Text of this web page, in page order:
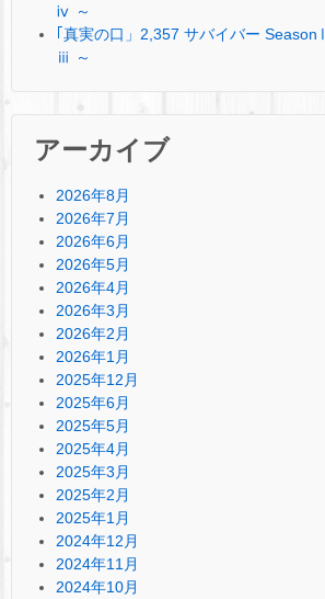
ⅳ ～
｢真実の口」2,357 サバイバー
ⅲ ～
アーカイブ
2026年8月
2026年7月
2026年6月
2026年5月
2026年4月
2026年3月
2026年2月
2026年1月
2025年12月
2025年6月
2025年5月
2025年4月
2025年3月
2025年2月
2025年1月
2024年12月
2024年11月
2024年10月